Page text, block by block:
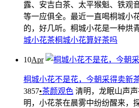
露、安吉白茶、太平猴魁、铁观
等一应俱全。最近一直喝桐城小
的，好几听。桐城小花是一种烘
城小花茶桐城小花算好茶吗
10Apr
桐城小花不是花，今朝采得卖新
3857•茶颜观色 清明，龙眠山声
明，小花茶在晨雾中纷纷醒来，